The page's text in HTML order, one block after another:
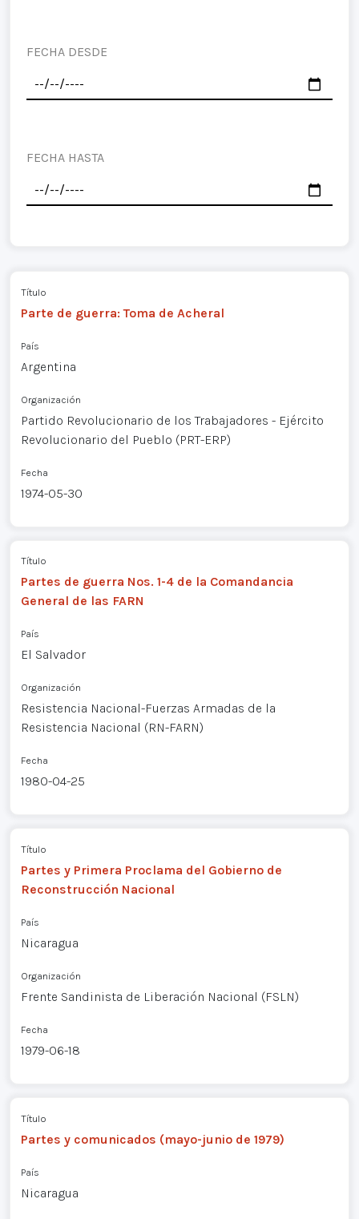
FECHA DESDE
FECHA HASTA
Título
Parte de guerra: Toma de Acheral
País
Argentina
Organización
Partido Revolucionario de los Trabajadores - Ejército
Revolucionario del Pueblo (PRT-ERP)
Fecha
1974-05-30
Título
Partes de guerra Nos. 1-4 de la Comandancia
General de las FARN
País
El Salvador
Organización
Resistencia Nacional-Fuerzas Armadas de la
Resistencia Nacional (RN-FARN)
Fecha
1980-04-25
Título
Partes y Primera Proclama del Gobierno de
Reconstrucción Nacional
País
Nicaragua
Organización
Frente Sandinista de Liberación Nacional (FSLN)
Fecha
1979-06-18
Título
Partes y comunicados (mayo-junio de 1979)
País
Nicaragua